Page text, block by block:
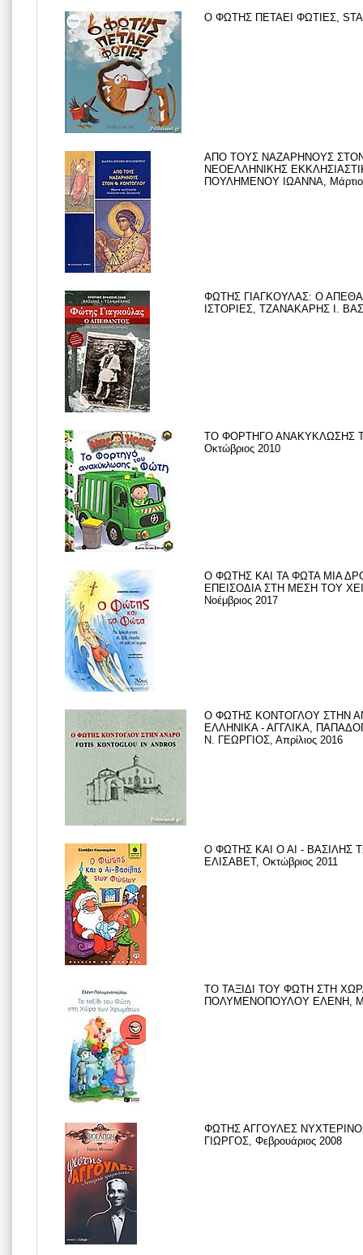
Ο ΦΩΤΗΣ ΠΕΤΑΕΙ ΦΩΤΙΕΣ,
ΑΠΟ ΤΟΥΣ ΝΑΖΑΡΗΝΟΥΣ
ΝΕΟΕΛΛΗΝΙΚΗΣ
ΠΟΥΛΗΜΕΝΟΥ ΙΩΑΝΝΑ,
ΦΩΤΗΣ ΓΙΑΓΚΟΥΛΑΣ: Ο
ΙΣΤΟΡΙΕΣ, ΤΖΑΝΑΚΑΡΗΣ Ι.
ΤΟ ΦΟΡΤΗΓΟ ΑΝΑΚΥΚΛΩΣΗΣ
Οκτώβριος 2010
Ο ΦΩΤΗΣ ΚΑΙ ΤΑ ΦΩΤΑ ΜΙΑ
ΕΠΕΙΣΟΔΙΑ ΣΤΗ ΜΕΣΗ ΤΟΥ
Νοέμβριος 2017
Ο ΦΩΤΗΣ ΚΟΝΤΟΓΛΟΥ ΣΤΗΝ
ΕΛΛΗΝΙΚΑ - ΑΓΓΛΙΚΑ,
Ν. ΓΕΩΡΓΙΟΣ, Απρίλιος 2016
Ο ΦΩΤΗΣ ΚΑΙ Ο ΑΙ -
ΕΛΙΣΑΒΕΤ, Οκτώβριος 2011
ΤΟ ΤΑΞΙΔΙ ΤΟΥ ΦΩΤΗ ΣΤΗ
ΠΟΛΥΜΕΝΟΠΟΥΛΟΥ ΕΛΕΝΗ,
ΦΩΤΗΣ ΑΓΓΟΥΛΕΣ
ΓΙΩΡΓΟΣ, Φεβρουάριος 2008